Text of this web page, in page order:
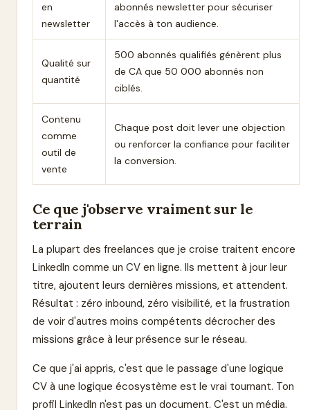
en
newsletter
abonnés newsletter pour sécuriser
l'accès à ton audience.
Qualité sur
quantité
500 abonnés qualifiés génèrent plus
de CA que 50 000 abonnés non
ciblés.
Contenu
comme
outil de
vente
Chaque post doit lever une objection
ou renforcer la confiance pour faciliter
la conversion.
Ce que j'observe vraiment sur le
terrain
La plupart des freelances que je croise traitent encore
LinkedIn comme un CV en ligne. Ils mettent à jour leur
titre, ajoutent leurs dernières missions, et attendent.
Résultat : zéro inbound, zéro visibilité, et la frustration
de voir d'autres moins compétents décrocher des
missions grâce à leur présence sur le réseau.
Ce que j'ai appris, c'est que le passage d'une logique
CV à une logique écosystème est le vrai tournant. Ton
profil LinkedIn n'est pas un document. C'est un média.